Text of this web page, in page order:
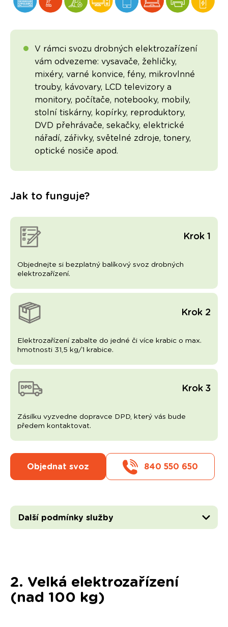
V rámci svozu drobných elektrozařízení
vám odvezeme: vysavače, žehličky,
mixéry, varné konvice, fény, mikrovlnné
trouby, kávovary, LCD televizory a
monitory, počítače, notebooky, mobily,
stolní tiskárny, kopírky, reproduktory,
DVD přehrávače, sekačky, elektrické
nářadí, zářivky, světelné zdroje, tonery,
optické nosiče apod.
Jak to funguje?
Krok 1
Objednejte si bezplatný balíkový svoz drobných
elektrozařízení.
Krok 2
Elektrozařízení zabalte do jedné či více krabic o max.
hmotnosti 31,5 kg/1 krabice.
Krok 3
Zásilku vyzvedne dopravce DPD, který vás bude
předem kontaktovat.
Objednat svoz 840 550 650
Další podmínky služby
2. Velká elektrozařízení
(nad 100 kg)